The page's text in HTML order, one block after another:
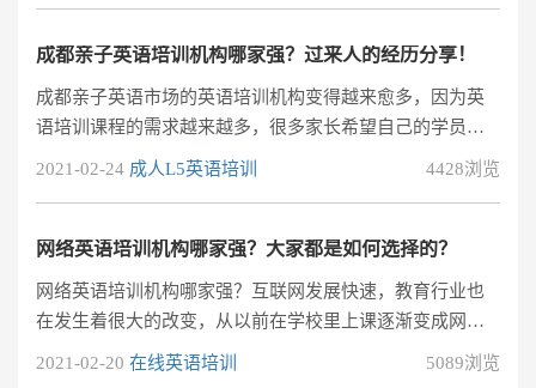
习，所以不同的家长对英语培训班的要求也不一样。那么
成都亲子英语培训机构哪家强？过来人的经历分享！
成都亲子英语市场的英语培训机构变得越来愈多，因为英
语培训课程的需求越来越多，很多家长希望自己的学员可
以更好地学习英语，找到正确的方式去培训英语是很重要
方面的专业辅导的话，必须要选择优质的机构来进行指
2021-02-24 成人L5英语培训 4428浏览
网络英语培训机构哪家强？大家都是如何选择的？
网络英语培训机构哪家强？互联网发展快速，教育行业也
在发生着很大的改变，从以前在学校里上课逐渐变成网络
学习，多样化的学习方式给了人们更多的选择。学习英语
2021-02-20 在线英语培训 5089浏览